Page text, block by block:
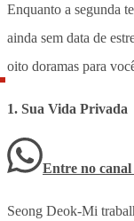
Enquanto a segunda
ainda sem data de
oito doramas para
1. Sua Vida Privada
Entre no
Seong Deok-Mi